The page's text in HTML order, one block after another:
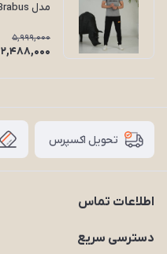
مدل Brabus طرح آلمانی
5,999,000
2,488,000
تحویل اکسپرس
اطلاعات تماس
09203227926
دسترسی سریع